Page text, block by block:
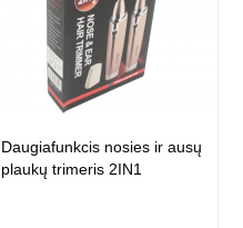
Daugiafunkcis nosies ir ausų
plaukų trimeris 2IN1